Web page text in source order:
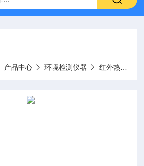
产品中心 环境检测仪器 红外热像仪